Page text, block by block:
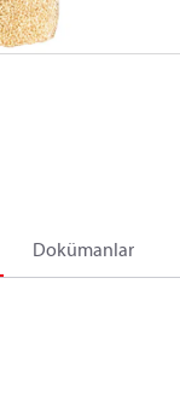
Dokümanlar